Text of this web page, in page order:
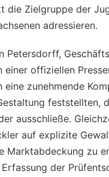
die Zielgruppe der
adressieren.
Petersdorff,
einer offiziellen
eine zunehmende
feststellten,
ausschließe.
auf explizite
Marktabdeckung zu
der